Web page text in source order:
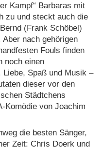
Kampf“ Barbaras mit
zu und steckt auch die
(Frank Schöbel)
nach gehörigen
Fouls finden
noch einen
Liebe, Spaß und Musik –
dieser vor den
Städtchens
Komödie von Joachim
die besten Sänger,
Zeit: Chris Doerk und